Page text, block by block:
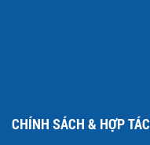
CHÍNH SÁCH & HỢP TÁC